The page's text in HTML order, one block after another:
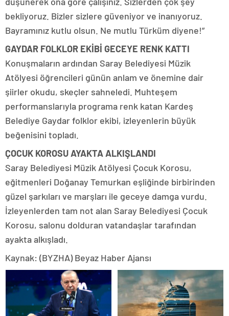
bekliyoruz. Bizler sizlere güveniyor ve inanıyoruz.
Bayramınız kutlu olsun. Ne mutlu Türküm diyene!”
GAYDAR FOLKLOR EKİBİ GECEYE RENK KATTI
Konuşmaların ardından Saray Belediyesi Müzik
Atölyesi öğrencileri günün anlam ve önemine dair
şiirler okudu, skeçler sahneledi. Muhteşem
performanslarıyla programa renk katan Kardeş
Belediye Gaydar folklor ekibi, izleyenlerin büyük
beğenisini topladı.
ÇOCUK KOROSU AYAKTA ALKIŞLANDI
Saray Belediyesi Müzik Atölyesi Çocuk Korosu,
eğitmenleri Doğanay Temurkan eşliğinde birbirinden
güzel şarkıları ve marşları ile geceye damga vurdu.
İzleyenlerden tam not alan Saray Belediyesi Çocuk
Korosu, salonu dolduran vatandaşlar tarafından
ayakta alkışladı.
Kaynak: (BYZHA) Beyaz Haber Ajansı